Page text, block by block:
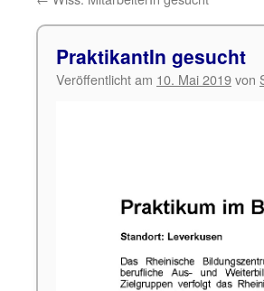
PraktikantIn gesucht
Veröffentlicht am 10. Mai 2019von